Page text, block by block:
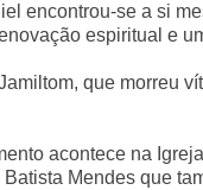
encontrou-se a si
espiritual e
que morreu
acontece na
Mendes que